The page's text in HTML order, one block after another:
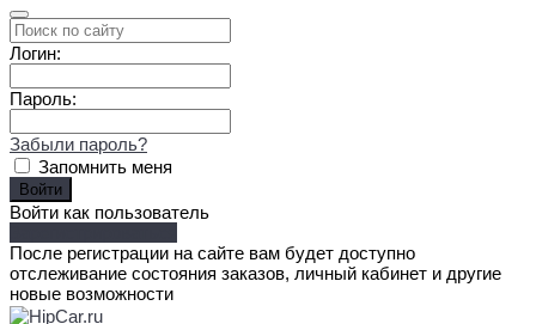
Логин:
Пароль:
Забыли пароль?
Запомнить меня
Войти как пользователь
После регистрации на сайте вам будет доступно
отслеживание состояния заказов, личный кабинет и другие
новые возможности